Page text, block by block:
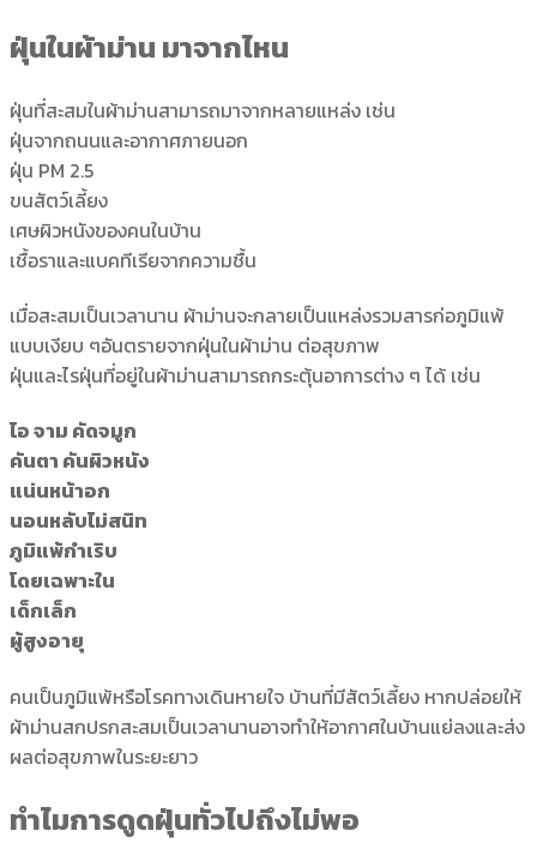
ฝุ่นในผ้าม่าน มาจากไหน
ฝุ่นที่สะสมในผ้าม่านสามารถมาจากหลายแหล่ง เช่น
ฝุ่นจากถนนและอากาศภายนอก
ฝุ่น PM 2.5
ขนสัตว์เลี้ยง
เศษผิวหนังของคนในบ้าน
เชื้อราและแบคทีเรียจากความชื้น
เมื่อสะสมเป็นเวลานาน ผ้าม่านจะกลายเป็นแหล่งรวมสารก่อภูมิแพ้
แบบเงียบ ๆอันตรายจากฝุ่นในผ้าม่าน ต่อสุขภาพ
ฝุ่นและไรฝุ่นที่อยู่ในผ้าม่านสามารถกระตุ้นอาการต่าง ๆ ได้ เช่น
ไอ จาม คัดจมูก
คันตา คันผิวหนัง
แน่นหน้าอก
นอนหลับไม่สนิท
ภูมิแพ้กำเริบ
โดยเฉพาะใน
เด็กเล็ก
ผู้สูงอายุ
คนเป็นภูมิแพ้หรือโรคทางเดินหายใจ บ้านที่มีสัตว์เลี้ยง หากปล่อยให้
ผ้าม่านสกปรกสะสมเป็นเวลานานอาจทำให้อากาศในบ้านแย่ลงและส่ง
ผลต่อสุขภาพในระยะยาว
ทำไมการดูดฝุ่นทั่วไปถึงไม่พอ